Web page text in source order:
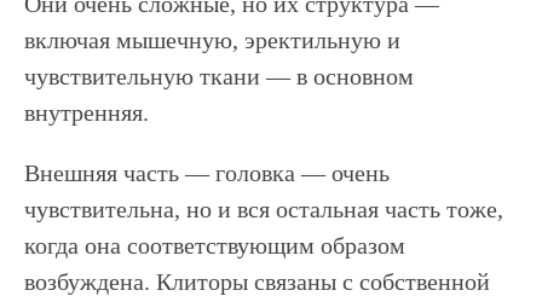
включая мышечную, эректильную и
чувствительную ткани — в основном
внутренняя.
Внешняя часть — головка — очень
чувствительна, но и вся остальная часть тоже,
когда она соответствующим образом
возбуждена. Клиторы связаны с собственной